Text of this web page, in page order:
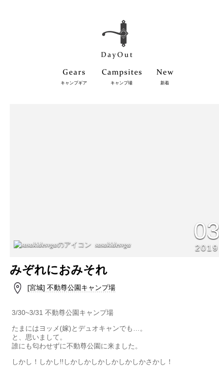
キャンプギア キャンプ場 新着
𝒔𝒂𝒔𝒂𝒌𝒊𝒅𝒆𝒔𝒗𝒈𝒂 2019
みぞれにおみそれ
[宮城] 不動尊公園キャンプ場
3/30~3/31 不動尊公園キャンプ場
たまにはヨッメ(嫁)とデュオキャンでも…。
と、思いまして。
誰にも匂わせずに不動尊公園に来ました。
しかし！しかし!!しかしかしかしかしかしかさかし！